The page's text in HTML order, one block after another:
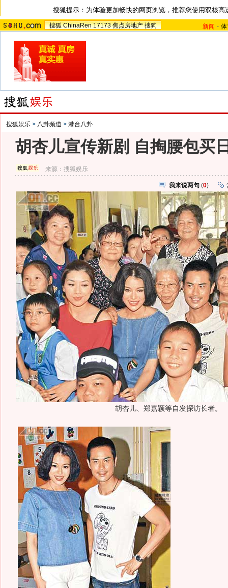
搜狐提示：为体验更加畅快的网页浏览，推荐您使用双核高
搜狐 ChinaRen 17173 焦点房地产 搜狗 新闻 -
搜狐娱乐 > 八卦频道 > 港台八卦
胡杏儿宣传新剧 自掏腰包买
来源：搜狐娱乐
我来说两句 (0)
胡杏儿、郑嘉颖等自发探访长者。